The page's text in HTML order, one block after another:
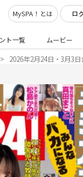
MySPA！とは ロ
ト一覧 ムービー
2026年2月24日・3月3